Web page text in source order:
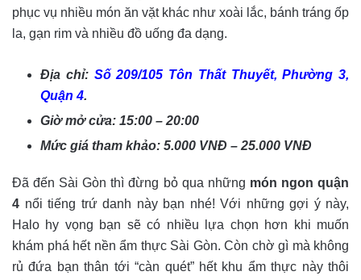
phục vụ nhiều món ăn vặt khác như xoài lắc, bánh tráng ốp
la, gạn rim và nhiều đồ uống đa dạng.
Địa chỉ: Số 209/105 Tôn Thất Thuyết, Phường 3,
Quận 4.
Giờ mở cửa: 15:00 – 20:00
Mức giá tham khảo: 5.000 VNĐ – 25.000 VNĐ
Đã đến Sài Gòn thì đừng bỏ qua những món ngon quận
4 nổi tiếng trứ danh này bạn nhé! Với những gợi ý này,
Halo hy vọng bạn sẽ có nhiều lựa chọn hơn khi muốn
khám phá hết nền ẩm thực Sài Gòn. Còn chờ gì mà không
rủ đứa bạn thân tới “càn quét” hết khu ẩm thực này thôi